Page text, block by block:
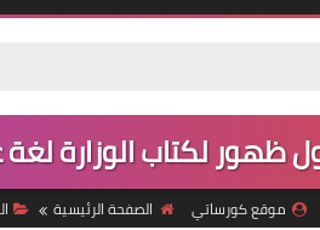
ظهور لكتاب الوزارة لغة
موقع كورساتي الصفحة الرئيسية